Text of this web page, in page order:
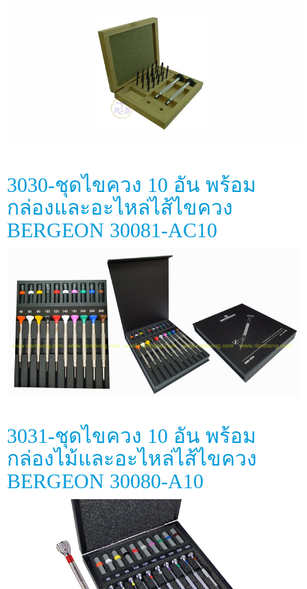
3030-ชุดไขควง 10 อัน พร้อม
กล่องและอะไหล่ไส้ไขควง
BERGEON 30081-AC10
3031-ชุดไขควง 10 อัน พร้อม
กล่องไม้และอะไหล่ไส้ไขควง
BERGEON 30080-A10